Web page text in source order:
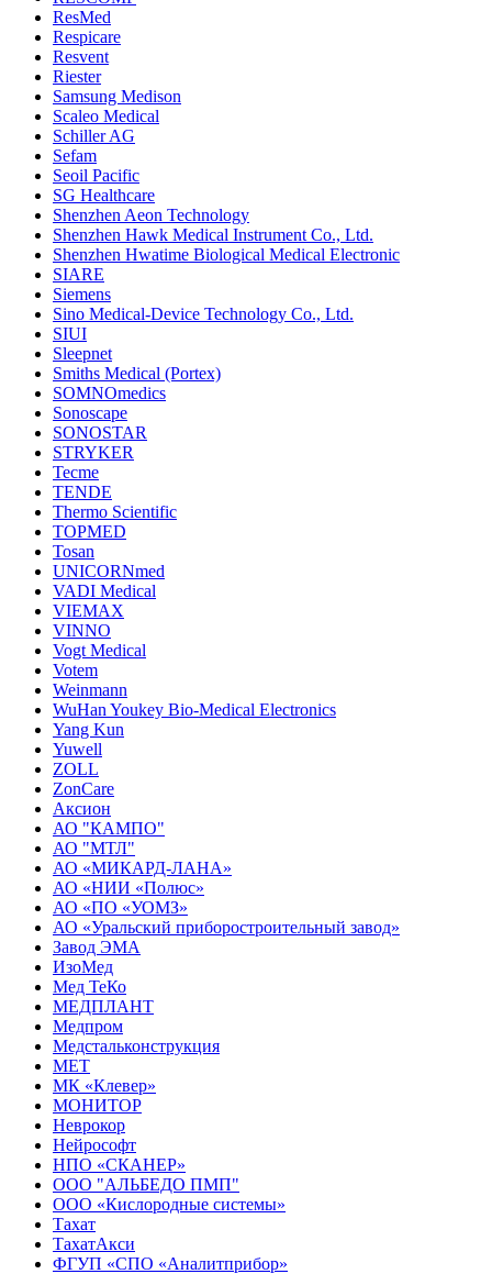
ResMed
Respicare
Resvent
Riester
Samsung Medison
Scaleo Medical
Schiller AG
Sefam
Seoil Pacific
SG Healthcare
Shenzhen Aeon Technology
Shenzhen Hawk Medical Instrument Co., Ltd.
Shenzhen Hwatime Biological Medical Electronic
SIARE
Siemens
Sino Medical-Device Technology Co., Ltd.
SIUI
Sleepnet
Smiths Medical (Portex)
SOMNOmedics
Sonoscape
SONOSTAR
STRYKER
Tecme
TENDE
Thermo Scientific
TOPMED
Tosan
UNICORNmed
VADI Medical
VIEMAX
VINNO
Vogt Medical
Votem
Weinmann
WuHan Youkey Bio-Medical Electronics
Yang Kun
Yuwell
ZOLL
ZonCare
Аксион
АО "КАМПО"
АО "МТЛ"
АО «МИКАРД-ЛАНА»
АО «НИИ «Полюс»
АО «ПО «УОМЗ»
АО «Уральский приборостроительный завод»
Завод ЭМА
ИзоМед
Мед ТеКо
МЕДПЛАНТ
Медпром
Медстальконструкция
МЕТ
МК «Клевер»
МОНИТОР
Неврокор
Нейрософт
НПО «СКАНЕР»
ООО "АЛЬБЕДО ПМП"
ООО «Кислородные системы»
Тахат
ТахатАкси
ФГУП «СПО «Аналитприбор»